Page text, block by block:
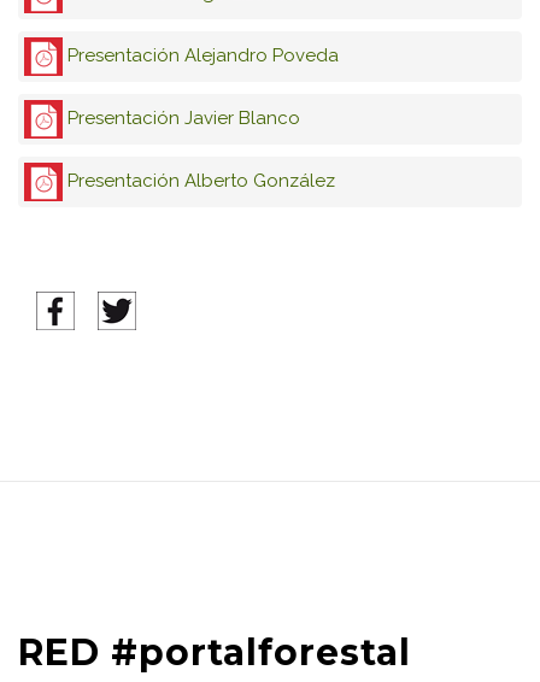
Presentación Alejandro Poveda
Presentación Javier Blanco
Presentación Alberto González
RED #portalforestal